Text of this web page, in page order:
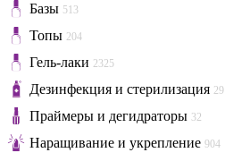
Базы 513
Топы 204
Гель-лаки 2325
Дезинфекция и стерилизация 29
Праймеры и дегидраторы 32
Наращивание и укрепление 904